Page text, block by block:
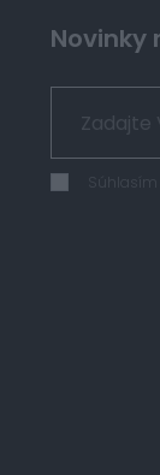
Novinky